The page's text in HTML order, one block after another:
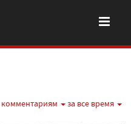
комментариям за все время